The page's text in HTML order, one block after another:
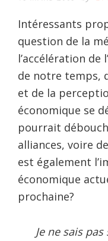
Intéressants
question de la
l’accélération
de notre temps,
et de la
économique se
pourrait
alliances, voire
est également
économique
prochaine?
Je ne sais